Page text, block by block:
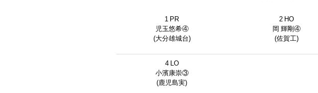
1 PR
児玉悠希④
(大分雄城台)
2 HO
岡 輝剛④
(佐賀工)
4 LO
小濱康崇③
(鹿児島実)